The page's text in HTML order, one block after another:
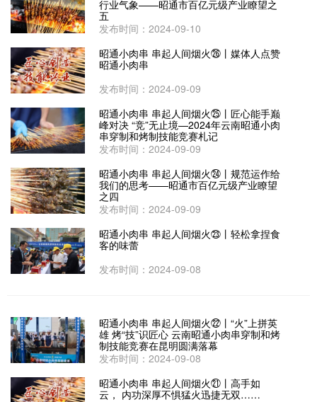
行业气象——昭通市百亿元级产业瞭望之
五
发布时间：2024-09-10
昭通小肉串 串起人间烟火㉖丨媒体人点赞
昭通小肉串
发布时间：2024-09-09
昭通小肉串 串起人间烟火㉕丨匠心能手巅
峰对决 “竞”无止境—2024年云南昭通小肉
串穿制和烤制技能竞赛札记
发布时间：2024-09-09
昭通小肉串 串起人间烟火㉔丨规范运作给
我们的思考——昭通市百亿元级产业瞭望
之四
发布时间：2024-09-09
昭通小肉串 串起人间烟火㉓丨轻松拿捏食
客的味蕾
发布时间：2024-09-08
昭通小肉串 串起人间烟火㉒丨“火”上拼英
雄 烤“技”识匠心 云南昭通小肉串穿制和烤
制技能竞赛在昆明圆满落幕
发布时间：2024-09-08
昭通小肉串 串起人间烟火㉑丨高手如
云， 内功深厚不惧猛火迅捷无双……